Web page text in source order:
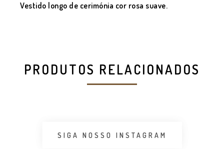
Vestido longo de cerimónia cor rosa suave.
PRODUTOS RELACIONADOS
SIGA NOSSO INSTAGRAM